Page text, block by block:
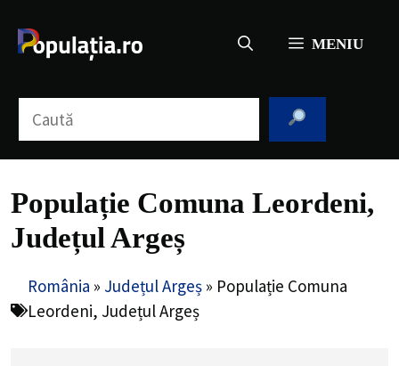
conținut
MENIU
Populație Comuna Leordeni,
Județul Argeș
România » Județul Argeș » Populație Comuna
Leordeni, Județul Argeș